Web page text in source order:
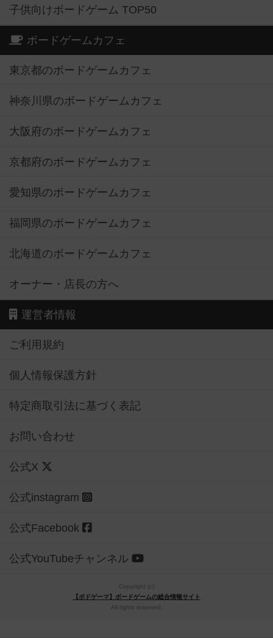
子供向けボードゲーム TOP50
ボードゲームカフェ
東京都のボードゲームカフェ
神奈川県のボードゲームカフェ
大阪府のボードゲームカフェ
京都府のボードゲームカフェ
愛知県のボードゲームカフェ
福岡県のボードゲームカフェ
北海道のボードゲームカフェ
オーナー・店長の方へ
運営者情報
ご利用規約
個人情報保護方針
特定商取引法に基づく表記
お問い合わせ
公式X
公式instagram
公式Facebook
公式YouTubeチャンネル
Copyright (c)
【ボドゲーマ】ボードゲームの総合情報サイト
All rights reserved.